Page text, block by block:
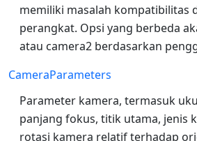
memiliki masalah kompatibilitas
perangkat. Opsi yang berbeda
atau camera2 berdasarkan
CameraParameters
Parameter kamera, termasuk
panjang fokus, titik utama, jenis
rotasi kamera relatif terhadap